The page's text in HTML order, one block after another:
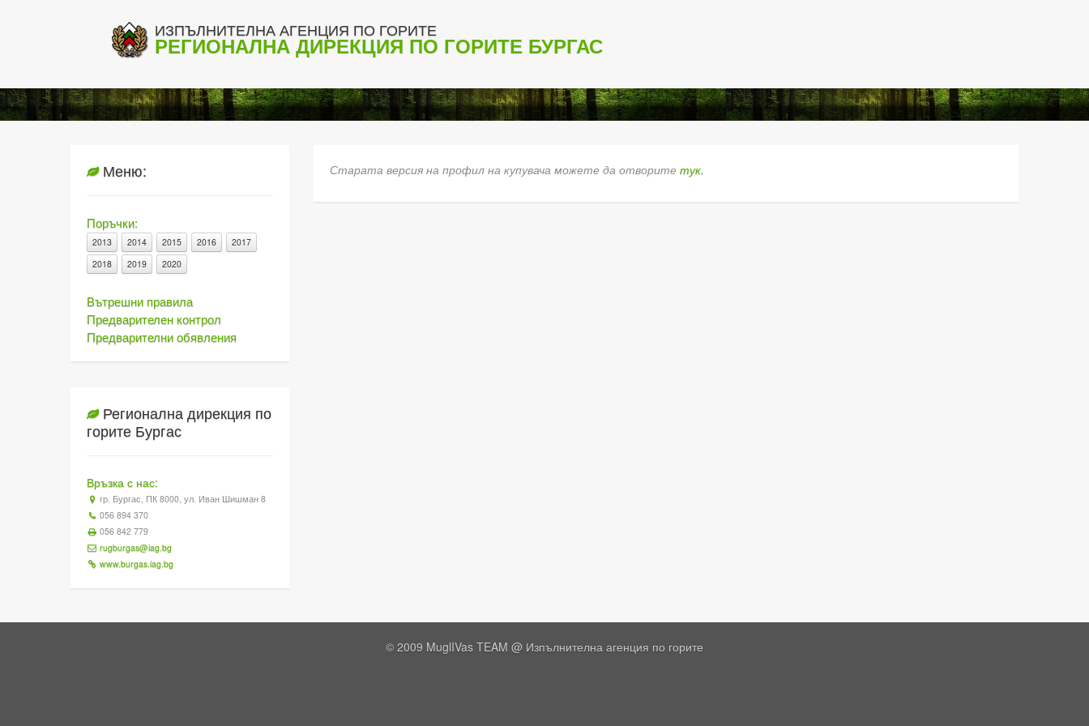
ИЗПЪЛНИТЕЛНА АГЕНЦИЯ ПО ГОРИТЕ
РЕГИОНАЛНА ДИРЕКЦИЯ ПО ГОРИТЕ БУРГАС
Меню:
Поръчки:
2013 2014 2015 2016
2017
2018
2019 2020
Вътрешни правила
Предварителен контрол
Предварителни обявления
Регионална дирекция по
горите Бургас
Връзка с нас:
гр. Бургас, ПК 8000, ул. Иван Шишман 8
056 894 370
056 842 779
rugburgas@iag.bg
www.burgas.iag.bg
Старата версия на профил на купувача можете да отворите тук.
© 2009 MuglIVas TEAM @ Изпълнителна агенция по горите